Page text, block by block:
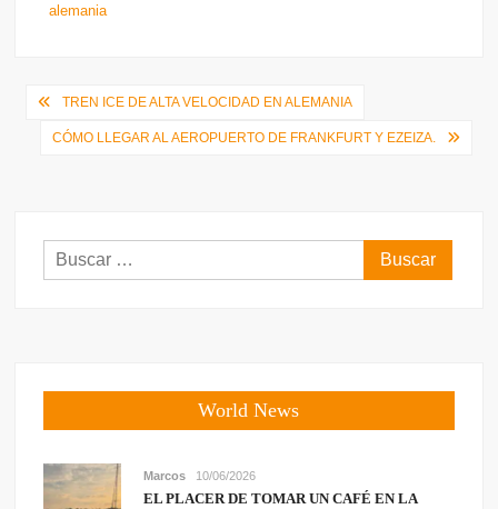
alemania
Navegación
TREN ICE DE ALTA VELOCIDAD EN ALEMANIA
CÓMO LLEGAR AL AEROPUERTO DE FRANKFURT Y EZEIZA.
Buscar:
World News
Marcos 10/06/2026
EL PLACER DE TOMAR UN CAFÉ EN LA